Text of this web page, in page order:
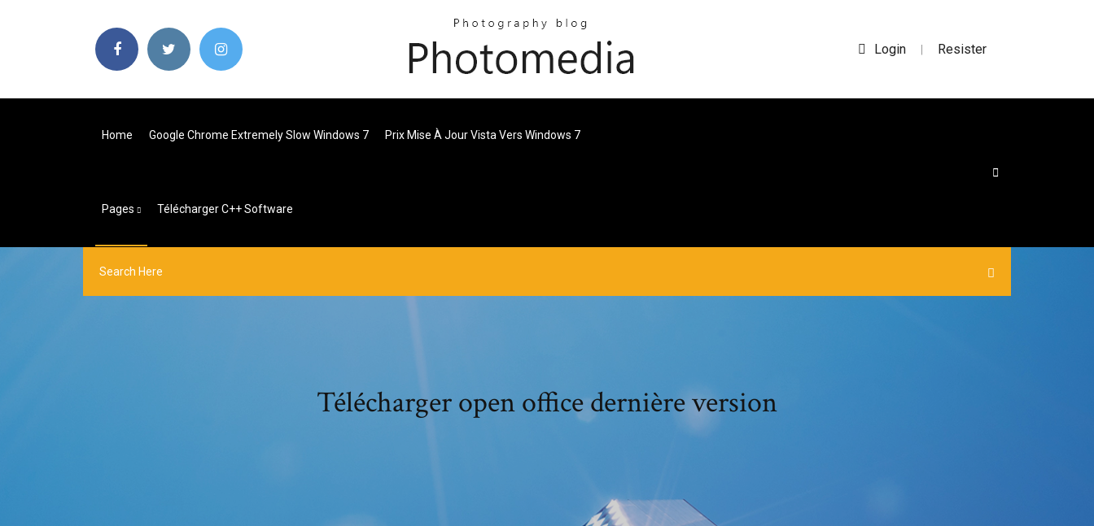
Login | Resister
Home Google Chrome Extremely Slow Windows 7 Prix Mise À Jour Vista Vers Windows 7
Pages Télécharger C++ Software
Télécharger open office dernière version